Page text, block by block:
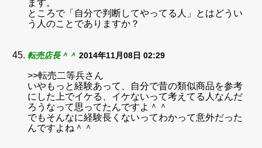
ます。
ところで「自分で判断してやってる人」とはどうい
う人のことでありますか？
転売店長＾＾ 2014年11月08日 02:29
>>転売二等兵さん
いやもっと経験あって、自分で昔の類似商品を参考
にした上でイケる、イケないって考えてる人なんだ
ろうなって思ってたんですよ＾＾
でもそんなに経験長くないってわかって意外だった
んですよね＾＾